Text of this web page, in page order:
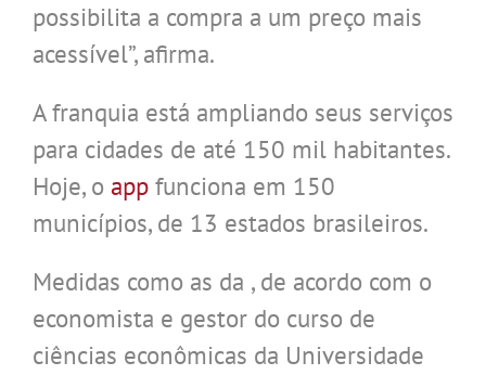
possibilita a compra a um preço mais
acessível”, afirma.
A franquia está ampliando seus serviços
para cidades de até 150 mil habitantes.
Hoje, o appfunciona em 150
municípios, de 13 estados brasileiros.
Medidas como as da , de acordo com o
economista e gestor do curso de
ciências econômicas da Universidade